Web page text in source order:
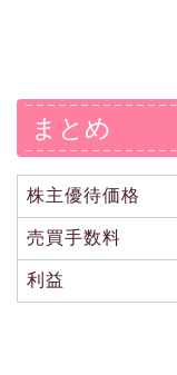
まとめ
株主優待価格
売買手数料
利益